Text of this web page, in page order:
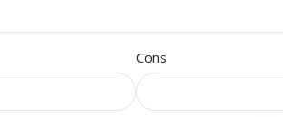
Cons